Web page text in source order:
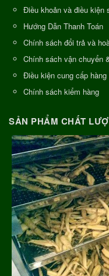
Điều khoản và điều kiện
Hướng Dẫn Thanh Toán
Chính sách đổi trả và
Chính sách vận chuyển
Điều kiện cung cấp hàng
Chính sách kiểm hàng
SẢN PHẨM CHẤT